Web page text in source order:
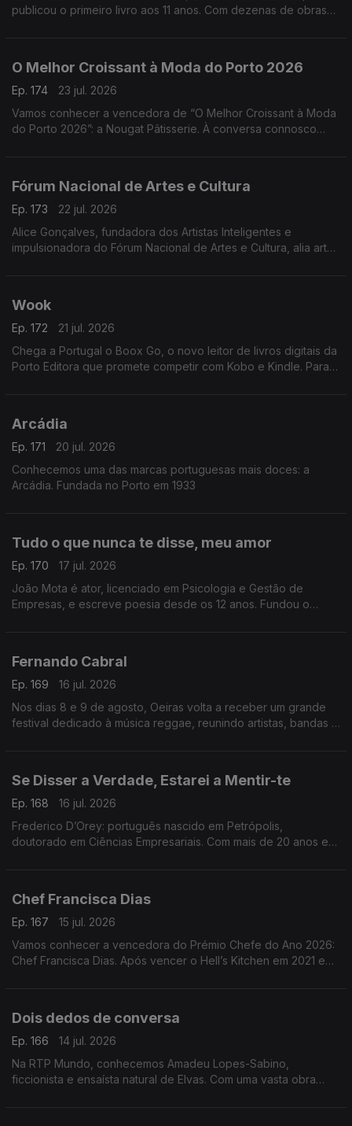
publicou o primeiro livro aos 11 anos. Com dezenas de obras
O Melhor Croissant à Moda do Porto 2026
Ep. 174
23 jul. 2026
Vamos conhecer a vencedora de “O Melhor Croissant à Moda
do Porto 2026”: a Nougat Pâtisserie. À conversa connosco
Fórum Nacional de Artes e Cultura
Ep. 173
22 jul. 2026
Alice Gonçalves, fundadora dos Artistas Inteligentes e
impulsionadora do Fórum Nacional de Artes e Cultura, alia arte,
Wook
Ep. 172
21 jul. 2026
Chega a Portugal o Boox Go, o novo leitor de livros digitais da
Porto Editora que promete competir com Kobo e Kindle. Para
Arcádia
Ep. 171
20 jul. 2026
Conhecemos uma das marcas portuguesas mais doces: a
Arcádia. Fundada no Porto em 1933
Tudo o que nunca te disse, meu amor
Ep. 170
17 jul. 2026
João Mota é ator, licenciado em Psicologia e Gestão de
Empresas, e escreve poesia desde os 12 anos. Fundou o
Fernando Cabral
Ep. 169
16 jul. 2026
Nos dias 8 e 9 de agosto, Oeiras volta a receber um grande
festival dedicado à música reggae, reunindo artistas, bandas e
Se Disser a Verdade, Estarei a Mentir-te
Ep. 168
16 jul. 2026
Frederico D’Orey: português nascido em Petrópolis,
doutorado em Ciências Empresariais. Com mais de 20 anos em
Chef Francisca Dias
Ep. 167
15 jul. 2026
Vamos conhecer a vencedora do Prémio Chefe do Ano 2026:
Chef Francisca Dias. Após vencer o Hell’s Kitchen em 2021 e
Dois dedos de conversa
Ep. 166
14 jul. 2026
Na RTP Mundo, conhecemos Amadeu Lopes-Sabino,
ficcionista e ensaísta natural de Elvas. Com uma vasta obra